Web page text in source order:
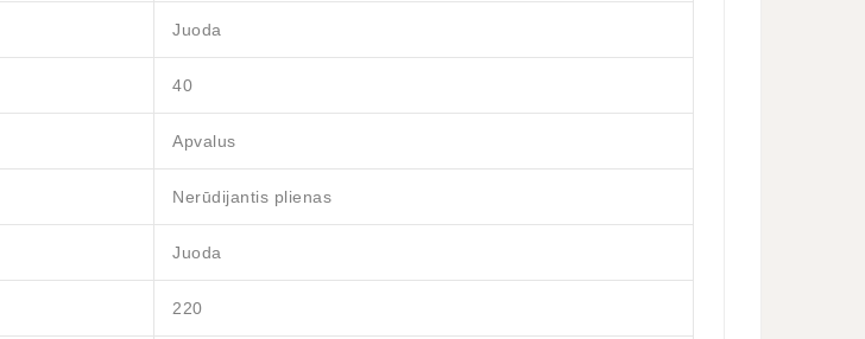
Juoda
40
Apvalus
Nerūdijantis plienas
Juoda
220